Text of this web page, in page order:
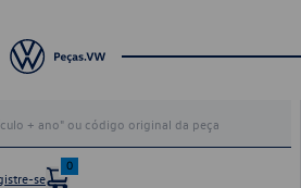
se
0